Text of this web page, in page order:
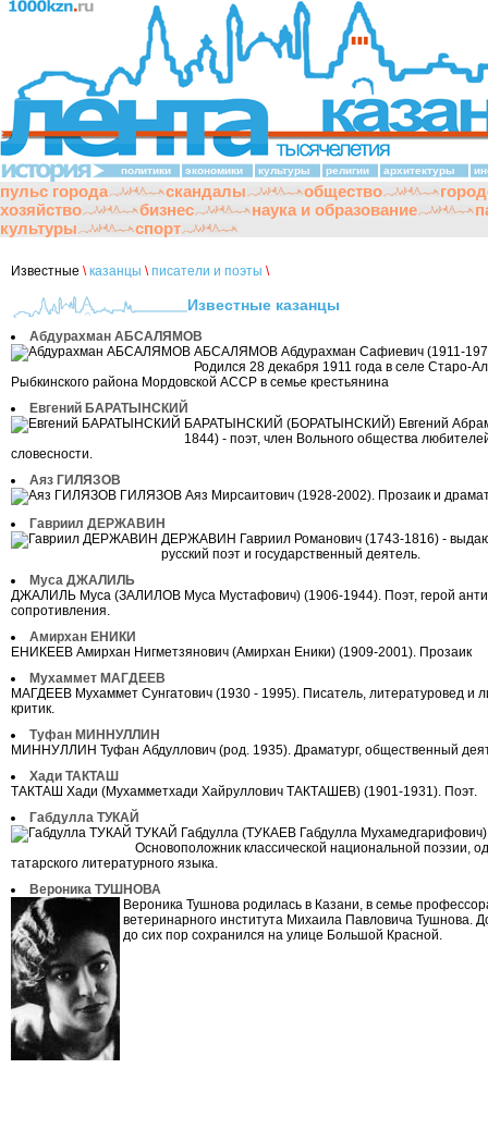
политики экономики культуры религии архитектуры
пульс города скандалы общество
хозяйство
бизнес наука и образование
культуры
спорт
Известные \ казанцы \ писатели и поэты \
Известные казанцы
Абдурахман АБСАЛЯМОВ
АБСАЛЯМОВ Абдурахман Сафиевич (1911-
Родился 28 декабря 1911 года в селе Старо-
Рыбкинского района Мордовской АССР в семье крестьянина
Евгений БАРАТЫНСКИЙ
БАРАТЫНСКИЙ (БОРАТЫНСКИЙ) Евгений
1844) - поэт, член Вольного общества
словесности.
Аяз ГИЛЯЗОВ
ГИЛЯЗОВ Аяз Мирсаитович (1928-2002). Прозаик и
Гавриил ДЕРЖАВИН
ДЕРЖАВИН Гавриил Романович (1743-1816) -
русский поэт и государственный деятель.
Муса ДЖАЛИЛЬ
ДЖАЛИЛЬ Муса (ЗАЛИЛОВ Муса Мустафович) (1906-1944). Поэт, герой
сопротивления.
Амирхан ЕНИКИ
ЕНИКЕЕВ Амирхан Нигметзянович (Амирхан Еники) (1909-2001). Прозаик
Мухаммет МАГДЕЕВ
МАГДЕЕВ Мухаммет Сунгатович (1930 - 1995). Писатель, литературовед и
критик.
Туфан МИННУЛЛИН
МИННУЛЛИН Туфан Абдуллович (род. 1935). Драматург, общественный
Хади ТАКТАШ
ТАКТАШ Хади (Мухамметхади Хайруллович ТАКТАШЕВ) (1901-1931). Поэт.
Габдулла ТУКАЙ
ТУКАЙ Габдулла (ТУКАЕВ Габдулла
Основоположник классической национальной поэзии,
татарского литературного языка.
Вероника ТУШНОВА
Вероника Тушнова родилась в Казани, в семье
ветеринарного института Михаила Павловича Тушнова.
до сих пор сохранился на улице Большой Красной.